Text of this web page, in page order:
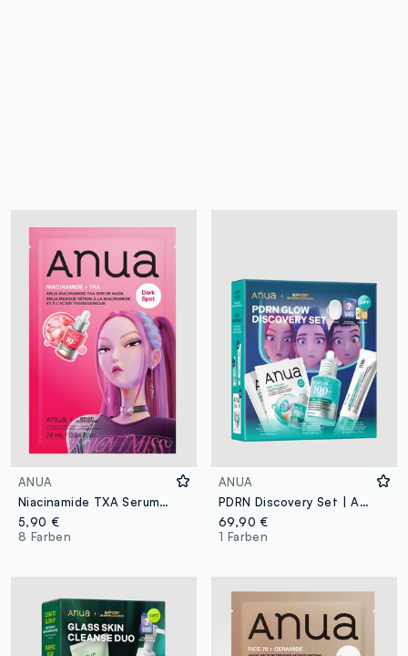
ANUA
Niacinamide TXA Serum-Maske 28 ml | Anua K-Pop Demon Hunters
5,90 €
8 Farben
ANUA
PDRN Discovery Set | Anua K-Pop Demon Hunters
69,90 €
1 Farben